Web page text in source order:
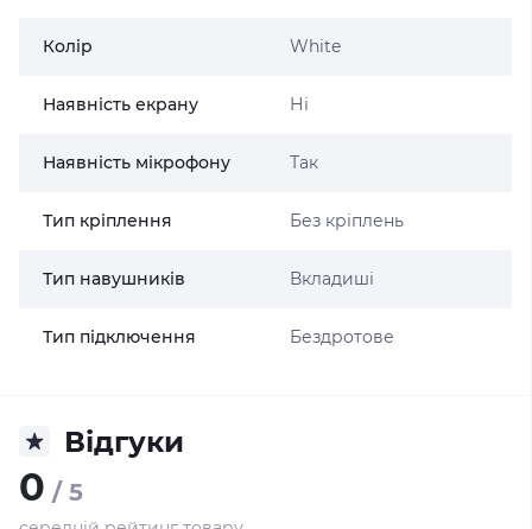
Колір White
Наявність екрану Ні
Наявність мікрофону Так
Тип кріплення Без кріплень
Тип навушників Вкладиші
Тип підключення Бездротове
Відгуки
0 / 5